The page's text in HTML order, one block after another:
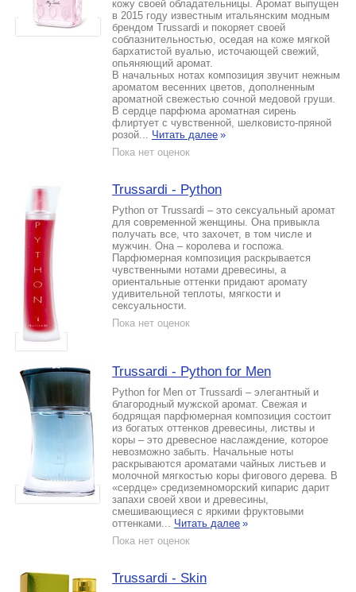
кожу своей обладательницы. Аромат выпущен
в 2015 году известным итальянским модным
брендом Trussardi и покоряет своей
соблазнительностью, оседая на коже мягкой
бархатистой вуалью, источающей свежий,
опьяняющий аромат.
В начальных нотах композиция звучит нежным
ароматом весенних цветов, дополненным
ароматной свежестью сочной медовой груши.
В сердце парфюма ароматная сирень
флиртует с чувственной, шелковисто-пряной
розой... Читать далее »
Пока нет оценок
Trussardi - Python
Python от Trussardi – это сексуальный аромат
для современной женщины. Она привыкла
получать все, что захочет, в том числе и
мужчин. Она – королева и госпожа.
Парфюмерная композиция раскрывается
чувственными нотами древесины, а
ориентальные оттенки придают аромату
удивительной теплоты, мягкости и
сексуальности.
Пока нет оценок
Trussardi - Python for Men
Python for Men от Trussardi – элегантный и
благородный мужской аромат. Свежая и
бодрящая парфюмерная композиция состоит
из богатых оттенков древесины, листвы и
коры – это древесное наслаждение, которое
невозможно забыть. Начальные ноты
раскрываются ароматами чайных листьев и
молочной мягкостью коры фигового дерева. В
«сердце» средиземноморский кипарис дарит
запахи своей хвои и древесины,
смешивающиеся с яркими фруктовыми
оттенками... Читать далее »
Пока нет оценок
Trussardi - Skin